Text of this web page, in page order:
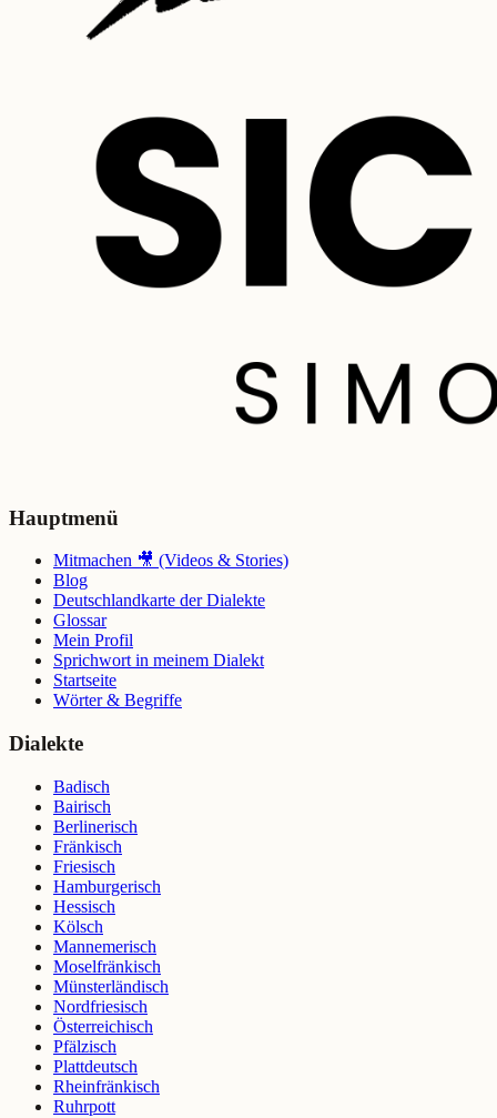
Hauptmenü
Mitmachen 🎥 (Videos & Stories)
Blog
Deutschlandkarte der Dialekte
Glossar
Mein Profil
Sprichwort in meinem Dialekt
Startseite
Wörter & Begriffe
Dialekte
Badisch
Bairisch
Berlinerisch
Fränkisch
Friesisch
Hamburgerisch
Hessisch
Kölsch
Mannemerisch
Moselfränkisch
Münsterländisch
Nordfriesisch
Österreichisch
Pfälzisch
Plattdeutsch
Rheinfränkisch
Ruhrpott